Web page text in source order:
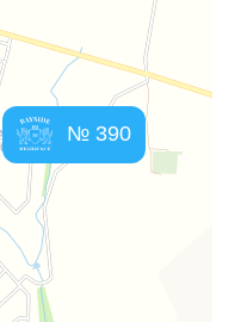
№ 390